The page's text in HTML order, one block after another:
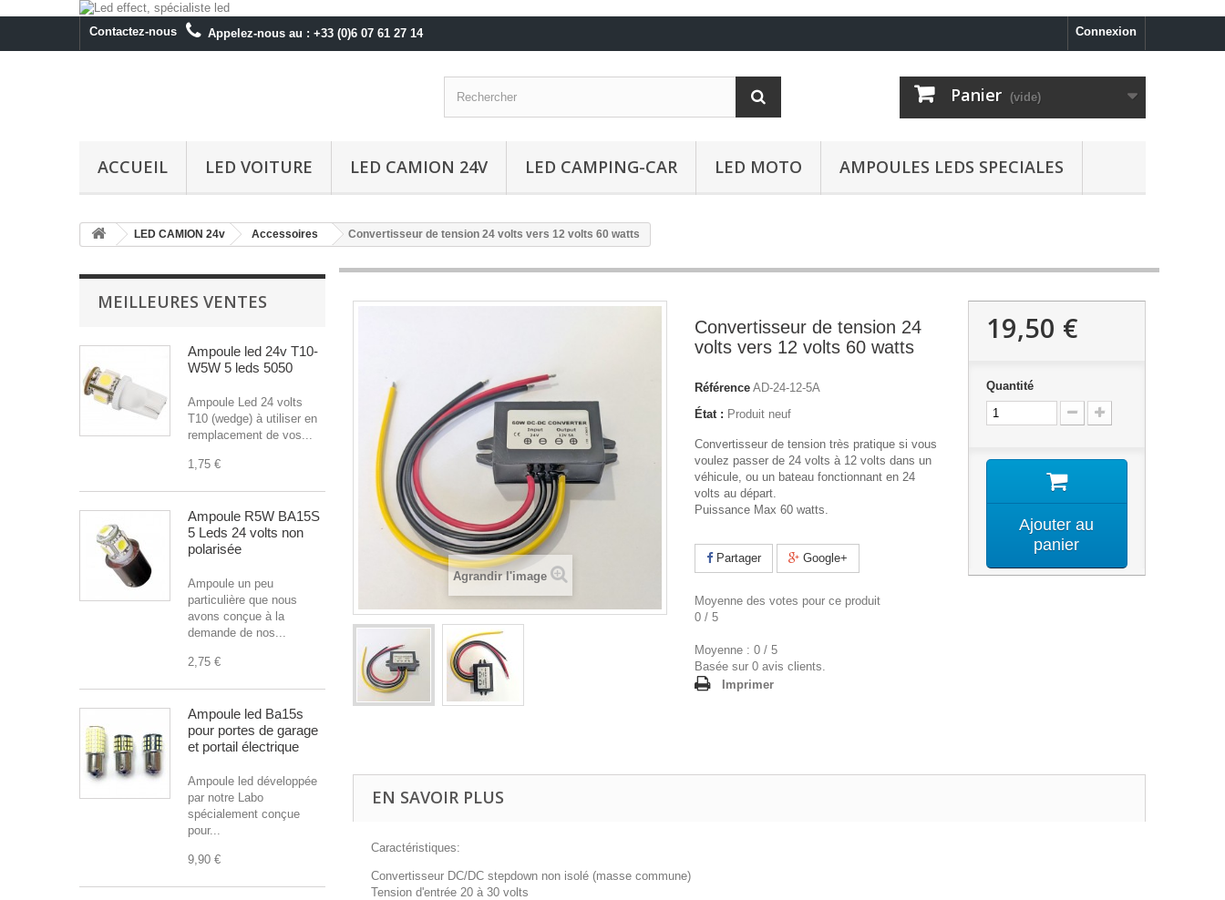
Connexion
Contactez-nous Appelez-nous au : +33 (0)6 07 61 27 14
Panier (vide)
ACCUEIL LED VOITURE LED CAMION 24V LED CAMPING-CAR LED MOTO AMPOULES LEDS SPECIALES
LED CAMION 24v Accessoires Convertisseur de tension 24 volts vers 12 volts 60 watts
MEILLEURES VENTES
Ampoule led 24v T10-
W5W 5 leds 5050
Ampoule Led 24 volts
T10 (wedge) à utiliser en
remplacement de vos...
1,75 €
Ampoule R5W BA15S
5 Leds 24 volts non
polarisée
Ampoule un peu
particulière que nous
avons conçue à la
demande de nos...
2,75 €
Ampoule led Ba15s
pour portes de garage
et portail électrique
Ampoule led développée
par notre Labo
spécialement conçue
pour...
9,90 €
Agrandir l'image
Convertisseur de tension 24
volts vers 12 volts 60 watts
Référence AD-24-12-5A
État : Produit neuf
Convertisseur de tension très pratique si vous
voulez passer de 24 volts à 12 volts dans un
véhicule, ou un bateau fonctionnant en 24
volts au départ.
Puissance Max 60 watts.
Partager Google+
Moyenne des votes pour ce produit
0 / 5
Moyenne : 0 / 5
Basée sur 0 avis clients.
Imprimer
19,50 €
Quantité
Ajouter au
panier
EN SAVOIR PLUS
Caractéristiques:
Convertisseur DC/DC stepdown non isolé (masse commune)
Tension d'entrée 20 à 30 volts